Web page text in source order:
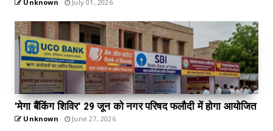
Unknown July 01, 2026
'मेगा बैंकिंग शिविर' 29 जून को नगर परिषद फलौदी में होगा आयोजित
Unknown June 27, 2026